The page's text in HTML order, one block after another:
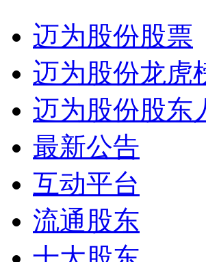
迈为股份股票
迈为股份龙虎
迈为股份股东
最新公告
互动平台
流通股东